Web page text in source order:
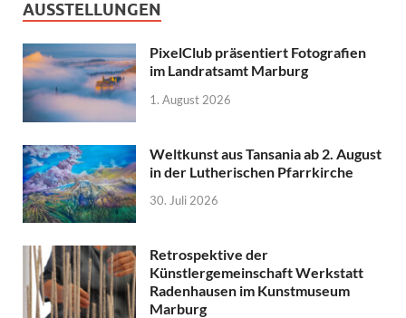
AUSSTELLUNGEN
PixelClub präsentiert Fotografien
im Landratsamt Marburg
1. August 2026
Weltkunst aus Tansania ab 2. August
in der Lutherischen Pfarrkirche
30. Juli 2026
Retrospektive der
Künstlergemeinschaft Werkstatt
Radenhausen im Kunstmuseum
Marburg